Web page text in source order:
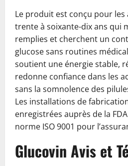
Le produit est conçu pour les
trente à soixante-dix ans qui
remplies et cherchent un
glucose sans routines
soutient une énergie stable,
redonne confiance dans les
sans la somnolence des
Les installations de
enregistrées auprès de la
norme ISO 9001 pour
Glucovin Avis et